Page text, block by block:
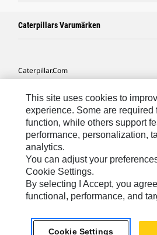
Caterpillars Varumärken
Caterpillar.com
Mina Marknadsföringspreferenser
Platskarta
Cookie Settings
Juridiskt
Sekretess
Europe-Swedish© 2026 Caterpillar. Med
This site uses cookies to
experience. Some are required
function, while others support
performance, personalization,
analytics.
You can adjust your
Cookie Settings.
By selecting I Accept, you
functional, performance, and
Cookie Settings